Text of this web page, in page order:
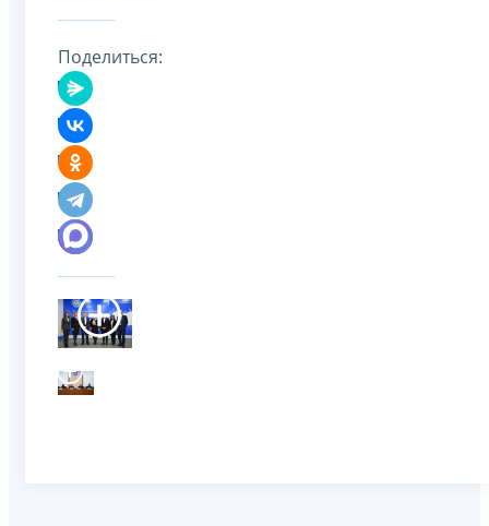
Поделиться: